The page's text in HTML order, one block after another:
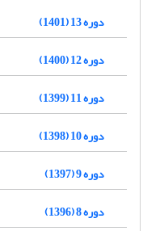
دوره 13 (1401)
دوره 12 (1400)
دوره 11 (1399)
دوره 10 (1398)
دوره 9 (1397)
دوره 8 (1396)